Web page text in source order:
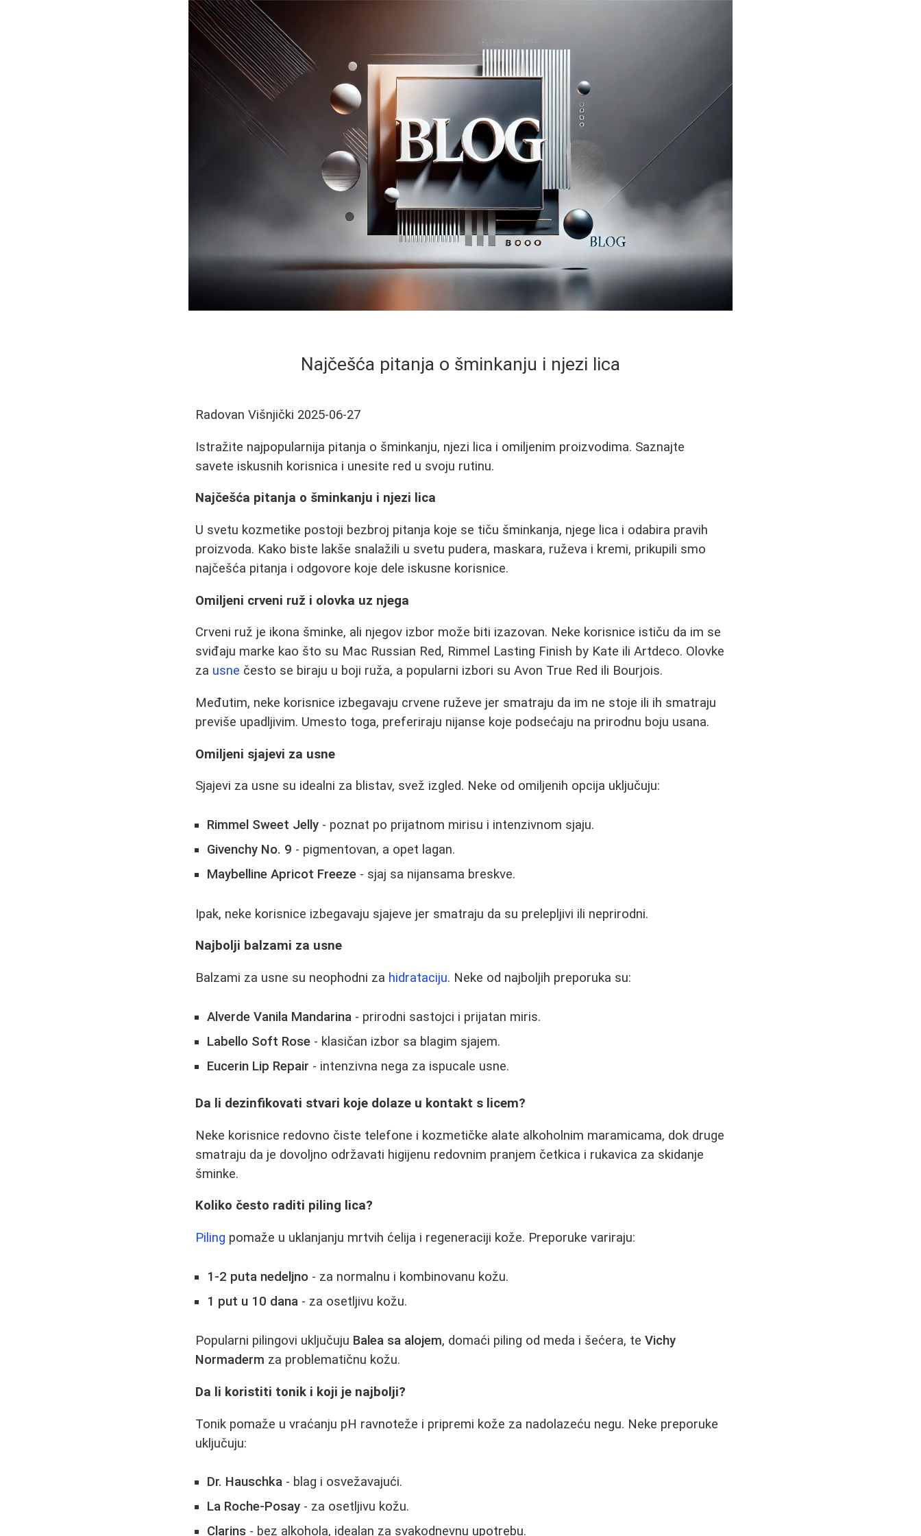
Najčešća pitanja o šminkanju i njezi lica
Radovan Višnjički 2025-06-27
Istražite najpopularnija pitanja o šminkanju, njezi lica i omiljenim proizvodima. Saznajte
savete iskusnih korisnica i unesite red u svoju rutinu.
Najčešća pitanja o šminkanju i njezi lica
U svetu kozmetike postoji bezbroj pitanja koje se tiču šminkanja, njege lica i odabira pravih
proizvoda. Kako biste lakše snalažili u svetu pudera, maskara, ruževa i kremi, prikupili smo
najčešća pitanja i odgovore koje dele iskusne korisnice.
Omiljeni crveni ruž i olovka uz njega
Crveni ruž je ikona šminke, ali njegov izbor može biti izazovan. Neke korisnice ističu da im se
sviđaju marke kao što su Mac Russian Red, Rimmel Lasting Finish by Kate ili Artdeco. Olovke
za usne često se biraju u boji ruža, a popularni izbori su Avon True Red ili Bourjois.
Međutim, neke korisnice izbegavaju crvene ruževe jer smatraju da im ne stoje ili ih smatraju
previše upadljivim. Umesto toga, preferiraju nijanse koje podsećaju na prirodnu boju usana.
Omiljeni sjajevi za usne
Sjajevi za usne su idealni za blistav, svež izgled. Neke od omiljenih opcija uključuju:
Rimmel Sweet Jelly - poznat po prijatnom mirisu i intenzivnom sjaju.
Givenchy No. 9 - pigmentovan, a opet lagan.
Maybelline Apricot Freeze - sjaj sa nijansama breskve.
Ipak, neke korisnice izbegavaju sjajeve jer smatraju da su prelepljivi ili neprirodni.
Najbolji balzami za usne
Balzami za usne su neophodni za hidrataciju. Neke od najboljih preporuka su:
Alverde Vanila Mandarina - prirodni sastojci i prijatan miris.
Labello Soft Rose - klasičan izbor sa blagim sjajem.
Eucerin Lip Repair - intenzivna nega za ispucale usne.
Da li dezinfikovati stvari koje dolaze u kontakt s licem?
Neke korisnice redovno čiste telefone i kozmetičke alate alkoholnim maramicama, dok druge
smatraju da je dovoljno održavati higijenu redovnim pranjem četkica i rukavica za skidanje
šminke.
Koliko često raditi piling lica?
Piling pomaže u uklanjanju mrtvih ćelija i regeneraciji kože. Preporuke variraju:
1-2 puta nedeljno - za normalnu i kombinovanu kožu.
1 put u 10 dana - za osetljivu kožu.
Popularni pilingovi uključuju Balea sa alojem, domaći piling od meda i šećera, teVichy
Normaderm za problematičnu kožu.
Da li koristiti tonik i koji je najbolji?
Tonik pomaže u vraćanju pH ravnoteže i pripremi kože za nadolazeću negu. Neke preporuke
uključuju:
Dr. Hauschka - blag i osvežavajući.
La Roche-Posay - za osetljivu kožu.
Clarins - bez alkohola, idealan za svakodnevnu upotrebu.